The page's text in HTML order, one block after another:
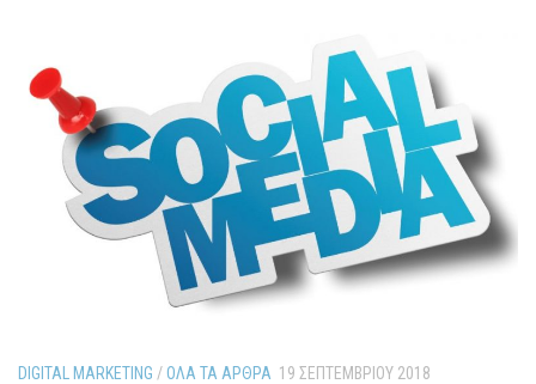
DIGITAL MARKETING /ΌΛΑ ΤΑ ΆΡΘΡΑ 19 ΣΕΠΤΕΜΒΡΊΟΥ 2018